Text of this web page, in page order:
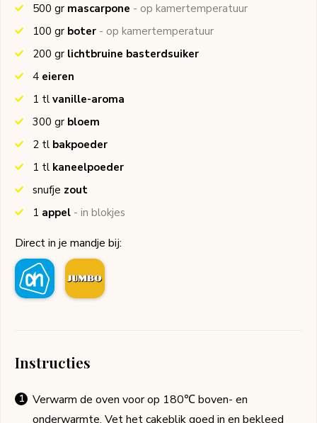
500 gr mascarpone - op kamertemperatuur
100 gr boter - op kamertemperatuur
200 gr lichtbruine basterdsuiker
4 eieren
1 tl vanille-aroma
300 gr bloem
2 tl bakpoeder
1 tl kaneelpoeder
snufje zout
1 appel - in blokjes
Direct in je mandje bij:
Instructies
Verwarm de oven voor op 180℃ boven- en
onderwarmte. Vet het cakeblik goed in en bekleed